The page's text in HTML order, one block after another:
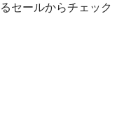
セールからチェック